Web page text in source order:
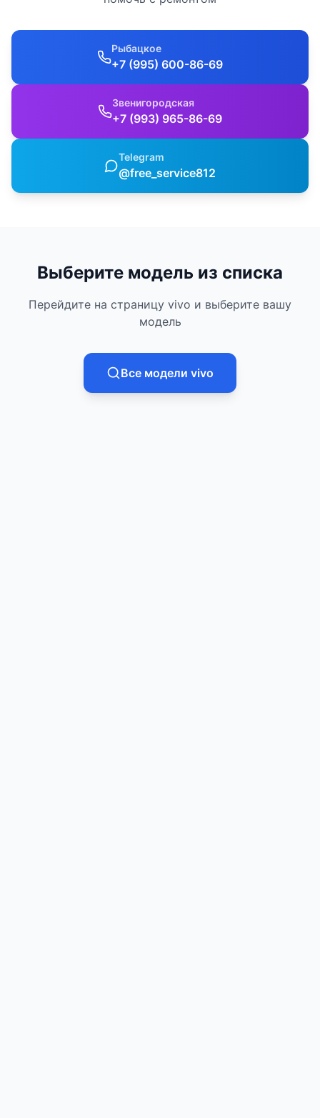
Рыбацкое
+7 (995) 600-86-69
Звенигородская
+7 (993) 965-86-69
Telegram
@free_service812
Выберите модель из списка
Перейдите на страницу vivo и выберите вашу
модель
Все модели vivo